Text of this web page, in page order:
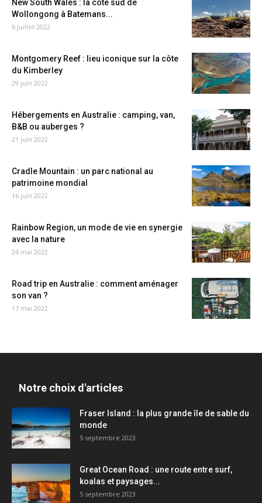
New South Wales : la côte sud de
Wollongong à Batemans...
6 juillet 2022
Montgomery Reef : lieu iconique sur la côte
du Kimberley
29 juin 2022
Hébergements en Australie : camping, van,
B&B ou auberges ?
21 juin 2022
Cradle Mountain : un parc national au
patrimoine mondial
16 juin 2022
Rainbow Region, un mode de vie en synergie
avec la nature
24 mai 2022
Road trip en Australie : comment aménager
son van ?
17 mai 2022
Notre choix d'articles
Fraser Island : la plus grande île de sable du
monde
5 septembre 2023
Great Ocean Road : une route entre surf,
koalas et paysages...
5 septembre 2023